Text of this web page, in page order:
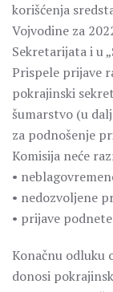
korišćenja
Vojvodine za
Sekretarijata i u
Prispele prijave
pokrajinski
šumarstvo (u
za podnošenje
Komisija neće
•
• nedozvoljene
• prijave
Konačnu odluku
donosi